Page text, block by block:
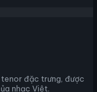
đặc trưng, được
nhạc Việt.